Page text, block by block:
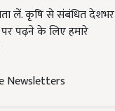
लें. कृषि से संबंधित देशभर
पढ़ने के लिए हमारे
Newsletters